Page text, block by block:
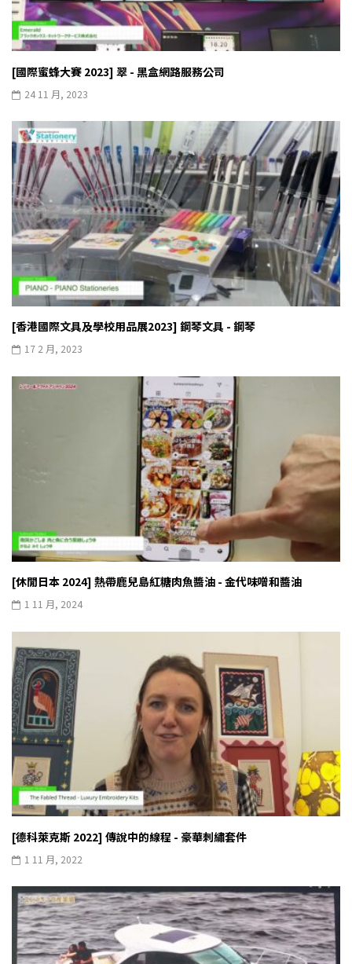
[國際蜜蜂大賽 2023] 翠 - 黑盒網路服務公司
24 11 月, 2023
[香港國際文具及學校用品展2023] 鋼琴文具 - 鋼琴
17 2 月, 2023
[休閒日本 2024] 熱帶鹿兒島紅糖肉魚醬油 - 金代味噌和醬油
1 11 月, 2024
[德科萊克斯 2022] 傳說中的線程 - 豪華刺繡套件
1 11 月, 2022